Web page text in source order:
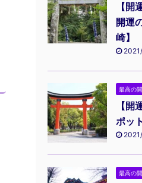
【開
開運
崎】
最高の
【開
ポッ
最高の